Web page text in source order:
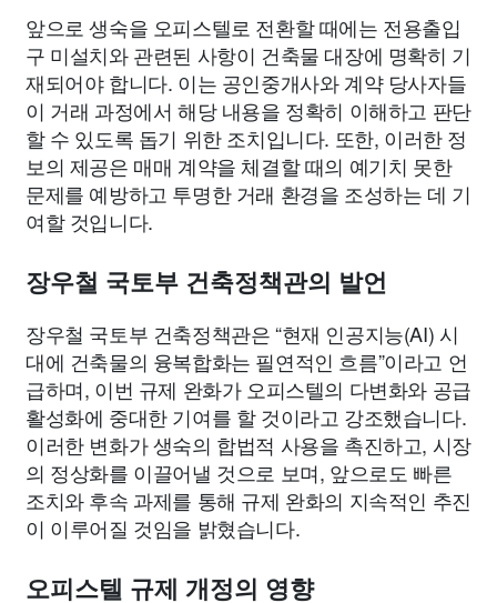
앞으로 생숙을 오피스텔로 전환할 때에는 전용출입
구 미설치와 관련된 사항이 건축물 대장에 명확히 기
재되어야 합니다. 이는 공인중개사와 계약 당사자들
이 거래 과정에서 해당 내용을 정확히 이해하고 판단
할 수 있도록 돕기 위한 조치입니다. 또한, 이러한 정
보의 제공은 매매 계약을 체결할 때의 예기치 못한
문제를 예방하고 투명한 거래 환경을 조성하는 데 기
여할 것입니다.
장우철 국토부 건축정책관의 발언
장우철 국토부 건축정책관은 “현재 인공지능(AI) 시
대에 건축물의 융복합화는 필연적인 흐름”이라고 언
급하며, 이번 규제 완화가 오피스텔의 다변화와 공급
활성화에 중대한 기여를 할 것이라고 강조했습니다.
이러한 변화가 생숙의 합법적 사용을 촉진하고, 시장
의 정상화를 이끌어낼 것으로 보며, 앞으로도 빠른
조치와 후속 과제를 통해 규제 완화의 지속적인 추진
이 이루어질 것임을 밝혔습니다.
오피스텔 규제 개정의 영향